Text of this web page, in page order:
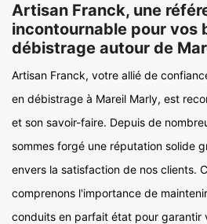
Artisan Franck, une
incontournable pour vos
débistrage autour de
Artisan Franck, votre allié de
en débistrage à Mareil Marly, est
et son savoir-faire. Depuis de
sommes forgé une réputation solide
envers la satisfaction de nos clients.
comprenons l'importance de
conduits en parfait état pour garantir